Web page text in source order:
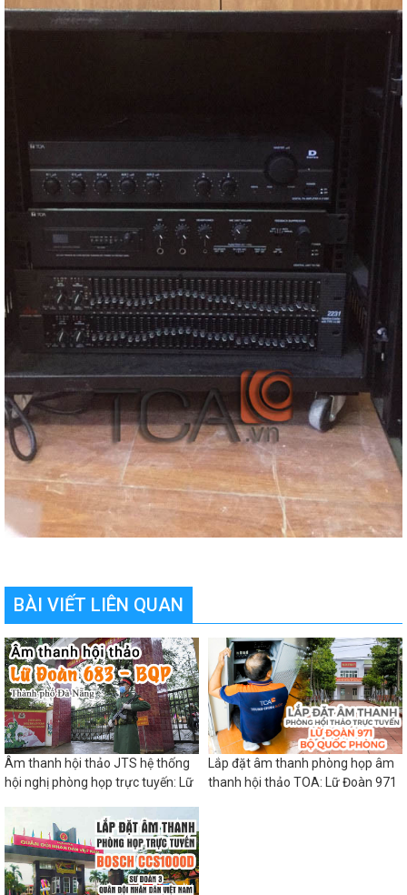
BÀI VIẾT LIÊN QUAN
Âm thanh hội thảo JTS hệ thống
hội nghị phòng họp trực tuyến: Lữ
Lắp đặt âm thanh phòng họp âm
thanh hội thảo TOA: Lữ Đoàn 971